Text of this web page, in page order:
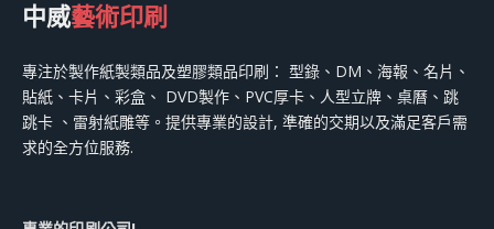
中威藝術印刷
專注於製作紙製類品及塑膠類品印刷： 型錄、DM、海報、名片、
貼紙、卡片、彩盒、 DVD製作、PVC厚卡、人型立牌、桌曆、跳
跳卡 、雷射紙雕等。提供專業的設計, 準確的交期以及滿足客戶需
求的全方位服務.